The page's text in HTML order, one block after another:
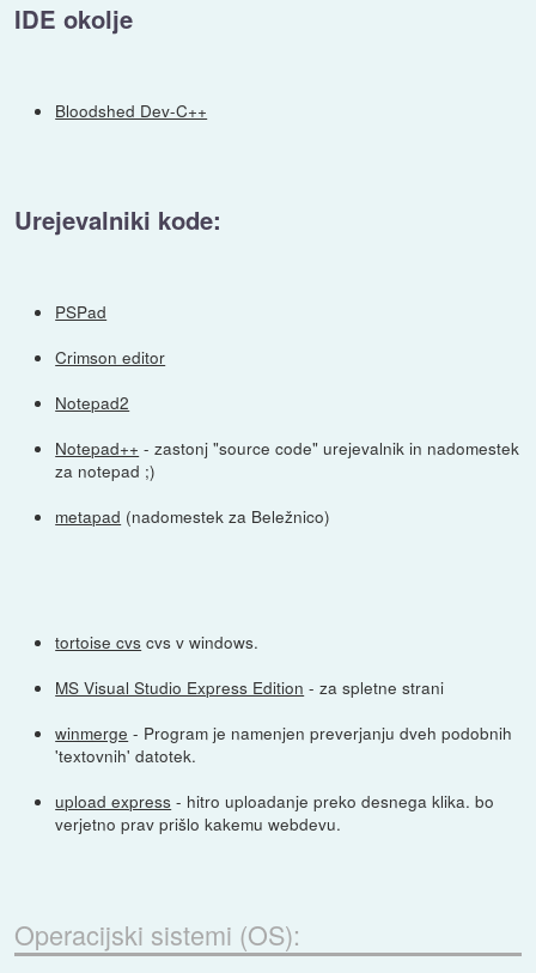
IDE okolje
Bloodshed Dev-C++
Urejevalniki kode:
PSPad
Crimson editor
Notepad2
Notepad++ - zastonj "source code" urejevalnik in nadomestek
za notepad ;)
metapad (nadomestek za Beležnico)
tortoise cvs cvs v windows.
MS Visual Studio Express Edition - za spletne strani
winmerge - Program je namenjen preverjanju dveh podobnih
'textovnih' datotek.
upload express - hitro uploadanje preko desnega klika. bo
verjetno prav prišlo kakemu webdevu.
Operacijski sistemi (OS):